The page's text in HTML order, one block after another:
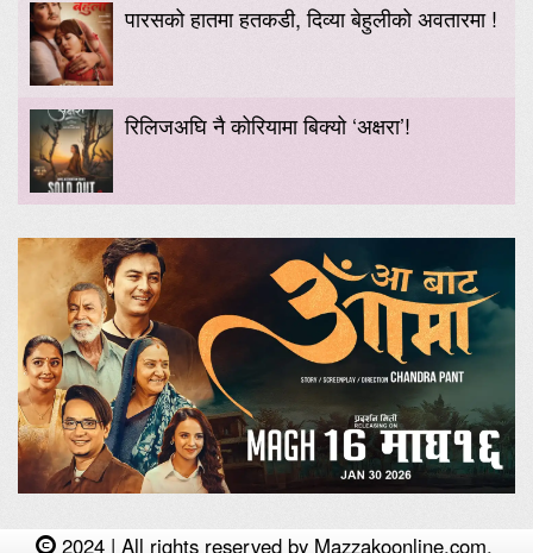
पारसको हातमा हतकडी, दिव्या बेहुलीको अवतारमा !
रिलिजअघि नै कोरियामा बिक्यो ‘अक्षरा’!
2024 | All rights reserved by Mazzakoonline.com.